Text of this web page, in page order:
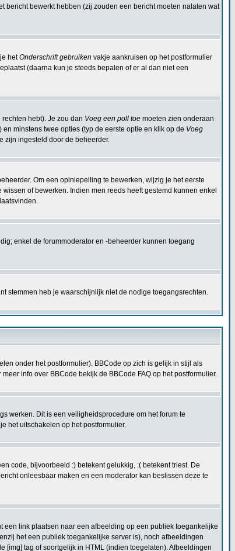
bericht bewerkt hebben (zij zouden een bericht moeten nalaten wat
hetOnderschrift gebruiken vakje aankruisen op het postformulier
(daarna kun je steeds bepalen of er al dan niet een
hebt). Je zou dan Voeg een poll toe moeten zien onderaan
minstens twee opties (typ de eerste optie en klik op de Voeg
zijn ingesteld door de beheerder.
Om een opiniepeiling te bewerken, wijzig je het eerste
of bewerken. Indien men reeds heeft gestemd kunnen enkel
enkel de forummoderator en -beheerder kunnen toegang
stemmen heb je waarschijnlijk niet de nodige toegangsrechten.
onder het postformulier). BBCode op zich is gelijk in stijl als
info over BBCode bekijk de BBCode FAQ op het postformulier.
werken. Dit is een veiligheidsprocedure om het forum te
het uitschakelen op het postformulier.
code, bijvoorbeeld :) betekent gelukkig, :( betekent triest. De
onleesbaar maken en een moderator kan beslissen deze te
link plaatsen naar een afbeelding op een publiek toegankelijke
het een publiek toegankelijke server is), noch afbeeldingen
[img] tag of soortgelijk in HTML (indien toegelaten). Afbeeldingen